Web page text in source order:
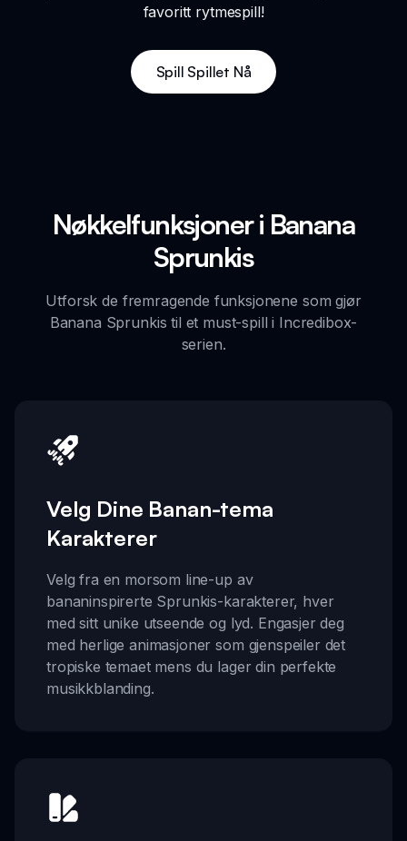
favoritt rytmespill!
Spill Spillet Nå
Nøkkelfunksjoner i Banana
Sprunkis
Utforsk de fremragende funksjonene som gjør
Banana Sprunkis til et must-spill i Incredibox-
serien.
Velg Dine Banan-tema
Karakterer
Velg fra en morsom line-up av
bananinspirerte Sprunkis-karakterer, hver
med sitt unike utseende og lyd. Engasjer deg
med herlige animasjoner som gjenspeiler det
tropiske temaet mens du lager din perfekte
musikkblanding.